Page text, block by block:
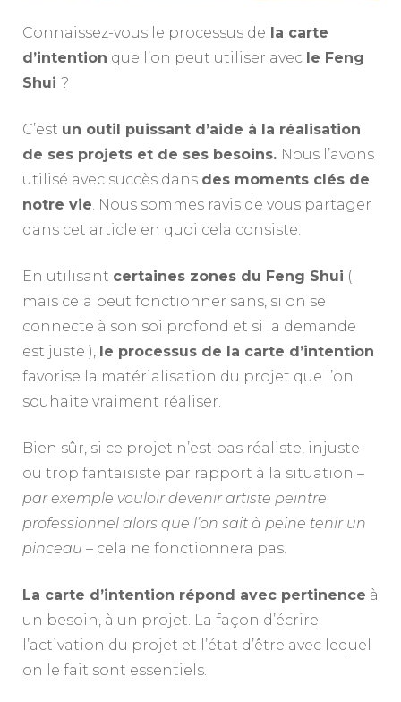
Connaissez-vous le processus de la carte
d’intention que l’on peut utiliser avec le Feng
Shui ?
C’est un outil puissant d’aide à la réalisation
de ses projets et de ses besoins. Nous l’avons
utilisé avec succès dans des moments clés de
notre vie. Nous sommes ravis de vous partager
dans cet article en quoi cela consiste.
En utilisant certaines zones du Feng Shui (
mais cela peut fonctionner sans, si on se
connecte à son soi profond et si la demande
est juste ), le processus de la carte d’intention
favorise la matérialisation du projet que l’on
souhaite vraiment réaliser.
Bien sûr, si ce projet n’est pas réaliste, injuste
ou trop fantaisiste par rapport à la situation –
par exemple vouloir devenir artiste peintre
professionnel alors que l’on sait à peine tenir un
pinceau – cela ne fonctionnera pas.
La carte d’intention répond avec pertinence à
un besoin, à un projet. La façon d’écrire
l’activation du projet et l’état d’être avec lequel
on le fait sont essentiels.